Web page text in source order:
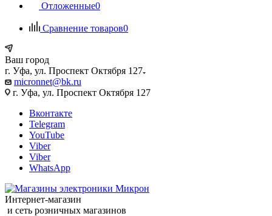
Отложенные0
Сравнение товаров0
Ваш город
г. Уфа, ул. Проспект Октября 127
micronnet@bk.ru
г. Уфа, ул. Проспект Октября 127
Вконтакте
Telegram
YouTube
Viber
Viber
WhatsApp
Интернет-магазин
и сеть розничных магазинов